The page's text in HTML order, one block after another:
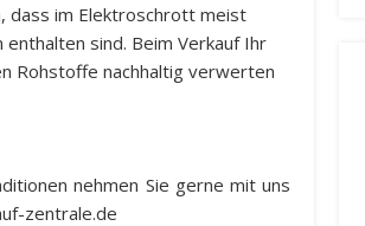
dass im Elektroschrott meist
sind. Beim Verkauf Ihr
Rohstoffe nachhaltig verwerten
nehmen Sie gerne mit uns
zentrale.de